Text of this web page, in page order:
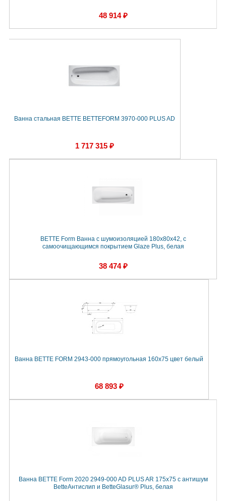
48 914 ₽
Ванна стальная BETTE BETTEFORM 3970-000 PLUS AD
1 717 315 ₽
BETTE Form Ванна с шумоизоляцией 180х80х42, с
самоочищающимся покрытием Glaze Plus, белая
38 474 ₽
Ванна BETTE FORM 2943-000 прямоугольная 160х75 цвет белый
68 893 ₽
Ванна BETTE Form 2020 2949-000 AD PLUS AR 175х75 с антишум
BetteАнтислип и BetteGlasur® Plus, белая